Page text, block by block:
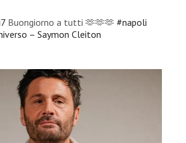
Buongiorno a tutti 🫶🫶🫶#napoli
– Saymon Cleiton